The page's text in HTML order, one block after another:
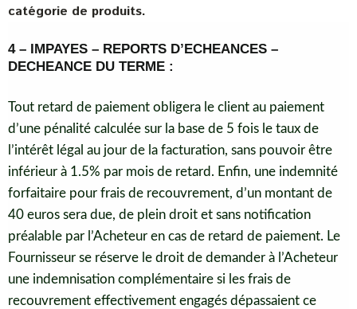
catégorie de produits.
4 – IMPAYES – REPORTS D’ECHEANCES –
DECHEANCE DU TERME :
Tout retard de paiement obligera le client au paiement
d’une pénalité calculée sur la base de 5 fois le taux de
l’intérêt légal au jour de la facturation, sans pouvoir être
inférieur à 1.5% par mois de retard. Enfin, une indemnité
forfaitaire pour frais de recouvrement, d’un montant de
40 euros sera due, de plein droit et sans notification
préalable par l’Acheteur en cas de retard de paiement. Le
Fournisseur se réserve le droit de demander à l’Acheteur
une indemnisation complémentaire si les frais de
recouvrement effectivement engagés dépassaient ce